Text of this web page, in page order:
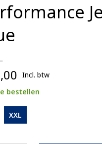
Incl. btw
bestellen
XXL